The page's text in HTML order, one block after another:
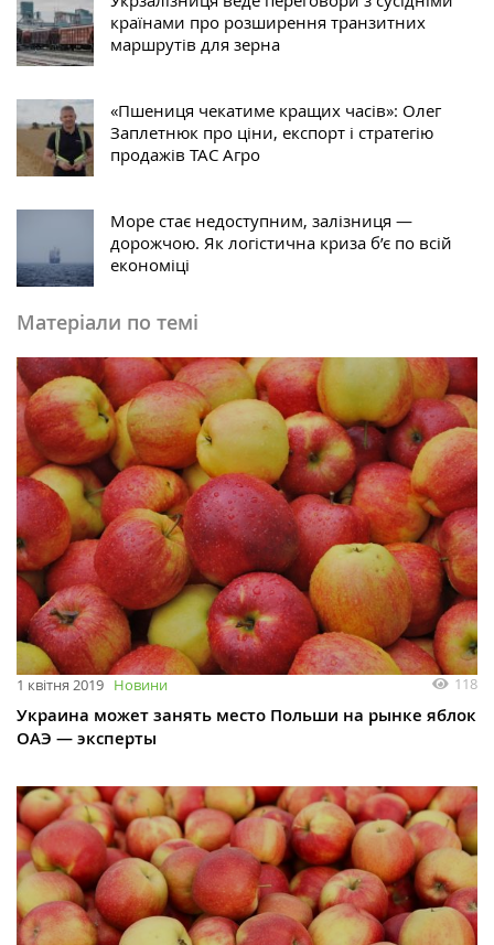
країнами про розширення транзитних
маршрутів для зерна
«Пшениця чекатиме кращих часів»: Олег
Заплетнюк про ціни, експорт і стратегію
продажів ТАС Агро
Море стає недоступним, залізниця —
дорожчою. Як логістична криза б’є по всій
економіці
Матеріали по темі
1 квітня 2019 Новини 118
Украина может занять место Польши на рынке яблок
ОАЭ — эксперты